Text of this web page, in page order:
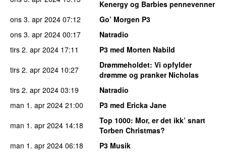
Kenergy og Barbies pennevenner
ons 3. apr 2024 07:12
Go’ Morgen P3
ons 3. apr 2024 00:17
Natradio
tirs 2. apr 2024 17:11
P3 med Morten Nabild
tirs 2. apr 2024 10:27 Drømmeholdet: Vi opfylder
drømme og pranker Nicholas
tirs 2. apr 2024 03:19
Natradio
man 1. apr 2024 21:00
P3 med Ericka Jane
man 1. apr 2024 14:18 Top 1000: Mor, er det ikk’ snart
Torben Christmas?
man 1. apr 2024 06:18
P3 Musik